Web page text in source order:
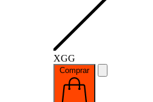
XGG
Comprar